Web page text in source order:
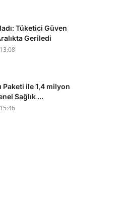
Tüketici Güven
Geriledi
Paketi ile 1,4 milyon
Sağlık ...